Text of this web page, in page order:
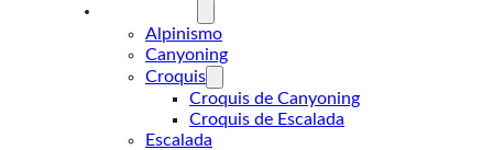
Alpinismo
Canyoning
Croquis
Croquis de Canyoning
Croquis de Escalada
Escalada